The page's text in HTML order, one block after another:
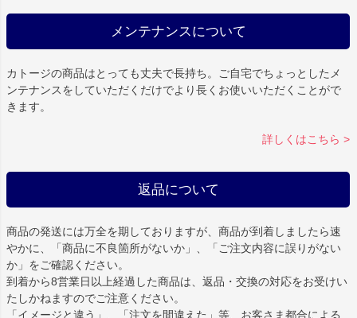
メンテナンスについて
カトージの商品はとっても丈夫で長持ち。ご自宅でちょっとしたメ
ンテナンスをしていただくだけでより長くお使いいただくことがで
きます。
詳しくはこちら >
返品について
商品の発送には万全を期しておりますが、商品が到着しましたら速
やかに、「商品に不良箇所がないか」、「ご注文内容に誤りがない
か」をご確認ください。
到着から8営業日以上経過した商品は、返品・交換の対応をお受けい
たしかねますのでご注意ください。
「イメージと違う」、「注文を間違えた」等、お客さま都合による